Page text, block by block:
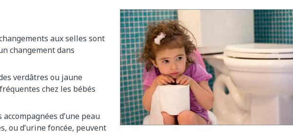
aux selles sont
changement dans
verdâtres ou jaune
chez les bébés
d’une peau
ou d’urine foncée, peuvent